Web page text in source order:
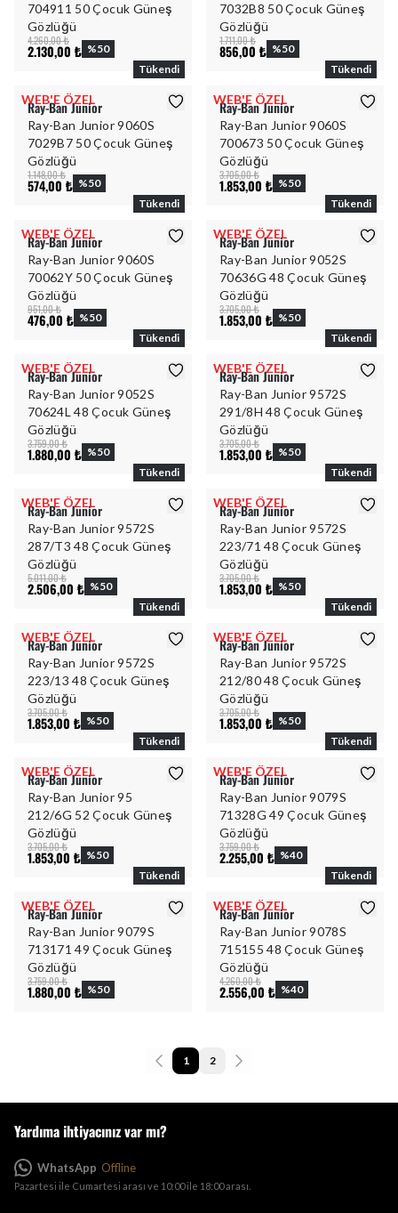
704911 50 Çocuk Güneş
Gözlüğü
4.260,00 ₺
2.130,00 ₺ %50
7032B8 50 Çocuk Güneş
Gözlüğü
1.711,00 ₺
856,00 ₺ %50
WEB'E ÖZEL
Tükendi
Ray-Ban Junior
Ray-Ban Junior 9060S
7029B7 50 Çocuk Güneş
Gözlüğü
1.148,00 ₺
574,00 ₺ %50
WEB'E ÖZEL
Tükendi
Ray-Ban Junior
Ray-Ban Junior 9060S
700673 50 Çocuk Güneş
Gözlüğü
3.705,00 ₺
1.853,00 ₺ %50
WEB'E ÖZEL
Tükendi
Ray-Ban Junior
Ray-Ban Junior 9060S
70062Y 50 Çocuk Güneş
Gözlüğü
951,00 ₺
476,00 ₺ %50
WEB'E ÖZEL
Tükendi
Ray-Ban Junior
Ray-Ban Junior 9052S
70636G 48 Çocuk Güneş
Gözlüğü
3.705,00 ₺
1.853,00 ₺ %50
WEB'E ÖZEL
Tükendi
Ray-Ban Junior
Ray-Ban Junior 9052S
70624L 48 Çocuk Güneş
Gözlüğü
3.759,00 ₺
1.880,00 ₺ %50
WEB'E ÖZEL
Tükendi
Ray-Ban Junior
Ray-Ban Junior 9572S
291/8H 48 Çocuk Güneş
Gözlüğü
3.705,00 ₺
1.853,00 ₺ %50
WEB'E ÖZEL
Tükendi
Ray-Ban Junior
Ray-Ban Junior 9572S
287/T3 48 Çocuk Güneş
Gözlüğü
5.011,00 ₺
2.506,00 ₺ %50
WEB'E ÖZEL
Tükendi
Ray-Ban Junior
Ray-Ban Junior 9572S
223/71 48 Çocuk Güneş
Gözlüğü
3.705,00 ₺
1.853,00 ₺ %50
WEB'E ÖZEL
Tükendi
Ray-Ban Junior
Ray-Ban Junior 9572S
223/13 48 Çocuk Güneş
Gözlüğü
3.705,00 ₺
1.853,00 ₺ %50
WEB'E ÖZEL
Tükendi
Ray-Ban Junior
Ray-Ban Junior 9572S
212/80 48 Çocuk Güneş
Gözlüğü
3.705,00 ₺
1.853,00 ₺ %50
WEB'E ÖZEL
Tükendi
Ray-Ban Junior
Ray-Ban Junior 95
212/6G 52 Çocuk Güneş
Gözlüğü
3.705,00 ₺
1.853,00 ₺ %50
WEB'E ÖZEL
Tükendi
Ray-Ban Junior
Ray-Ban Junior 9079S
71328G 49 Çocuk Güneş
Gözlüğü
3.759,00 ₺
2.255,00 ₺ %40
WEB'E ÖZEL
Tükendi
Ray-Ban Junior
Ray-Ban Junior 9079S
713171 49 Çocuk Güneş
Gözlüğü
3.759,00 ₺
1.880,00 ₺ %50
WEB'E ÖZEL
Tükendi
Ray-Ban Junior
Ray-Ban Junior 9078S
715155 48 Çocuk Güneş
Gözlüğü
4.260,00 ₺
2.556,00 ₺ %40
1 2
Yardıma ihtiyacınız var mı?
WhatsApp Offline
Pazartesi ile Cumartesi arası ve 10:00 ile 18:00 arası.